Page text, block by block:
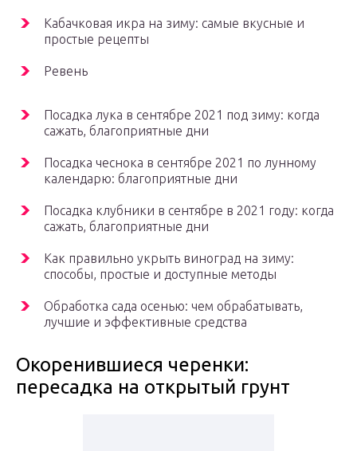
Кабачковая икра на зиму: самые вкусные и
простые рецепты
Ревень
Посадка лука в сентябре 2021 под зиму: когда
сажать, благоприятные дни
Посадка чеснока в сентябре 2021 по лунному
календарю: благоприятные дни
Посадка клубники в сентябре в 2021 году: когда
сажать, благоприятные дни
Как правильно укрыть виноград на зиму:
способы, простые и доступные методы
Обработка сада осенью: чем обрабатывать,
лучшие и эффективные средства
Окоренившиеся черенки:
пересадка на открытый грунт